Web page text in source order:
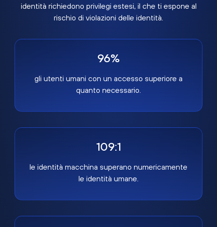
identità richiedono privilegi estesi, il che ti espone al
rischio di violazioni delle identità.
96%
gli utenti umani con un accesso superiore a
quanto necessario.
109:1
le identità macchina superano numericamente
le identità umane.